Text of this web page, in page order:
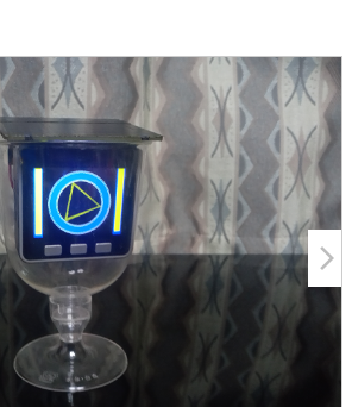
arrow_forward_ios